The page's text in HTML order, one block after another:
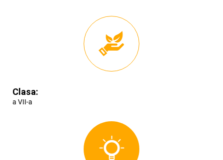
Clasa:
a VII-a